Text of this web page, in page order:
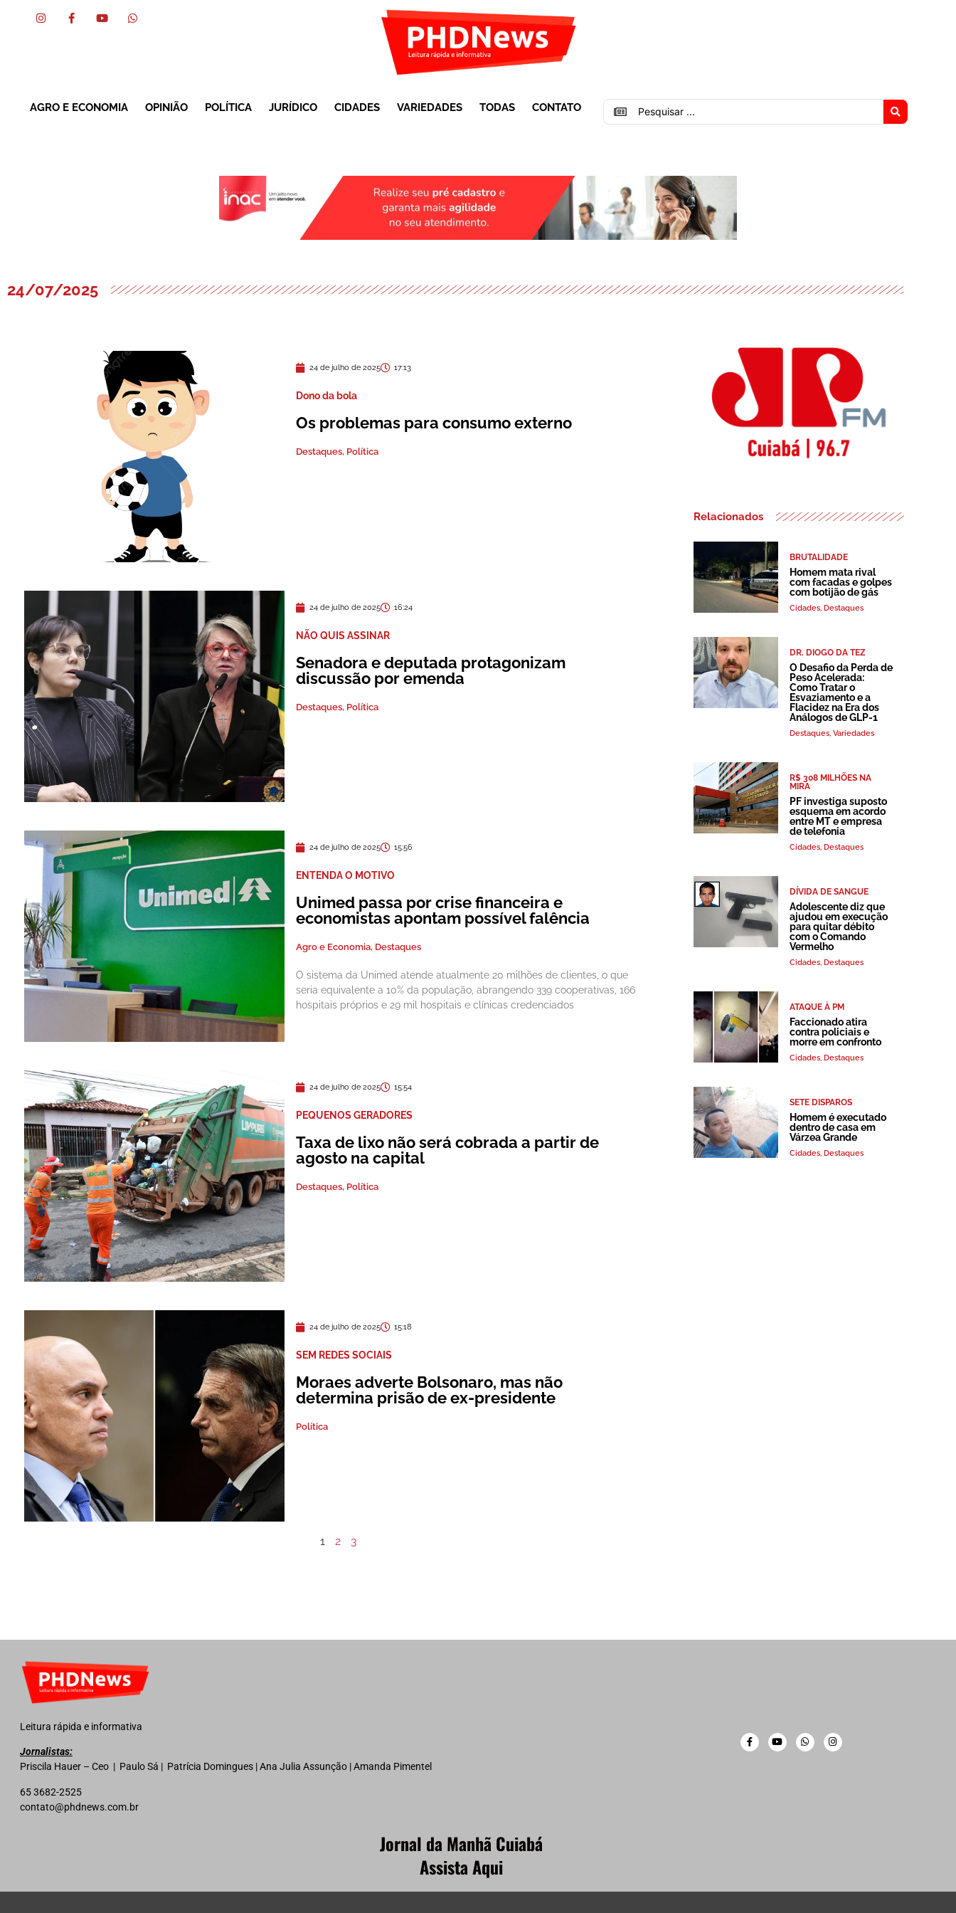
AGRO E ECONOMIA OPINIÃO POLÍTICA JURÍDICO CIDADES VARIEDADES TODAS CONTATO
24/07/2025
24 de julho de 2025 17:13
Dono da bola
Os problemas para consumo externo
Destaques, Política
24 de julho de 2025 16:24
NÃO QUIS ASSINAR
Senadora e deputada protagonizam
discussão por emenda
Destaques, Política
24 de julho de 2025 15:56
ENTENDA O MOTIVO
Unimed passa por crise financeira e
economistas apontam possível falência
Agro e Economia, Destaques
O sistema da Unimed atende atualmente 20 milhões de clientes, o que
seria equivalente a 10% da população, abrangendo 339 cooperativas, 166
hospitais próprios e 29 mil hospitais e clínicas credenciados
24 de julho de 2025 15:54
PEQUENOS GERADORES
Taxa de lixo não será cobrada a partir de
agosto na capital
Destaques, Política
24 de julho de 2025 15:18
SEM REDES SOCIAIS
Moraes adverte Bolsonaro, mas não
determina prisão de ex-presidente
Política
1 2 3
Relacionados
BRUTALIDADE
Homem mata rival
com facadas e golpes
com botijão de gás
Cidades, Destaques
DR. DIOGO DA TEZ
O Desafio da Perda de
Peso Acelerada:
Como Tratar o
Esvaziamento e a
Flacidez na Era dos
Análogos de GLP-1
Destaques, Variedades
R$ 308 MILHÕES NA
MIRA
PF investiga suposto
esquema em acordo
entre MT e empresa
de telefonia
Cidades, Destaques
DÍVIDA DE SANGUE
Adolescente diz que
ajudou em execução
para quitar débito
com o Comando
Vermelho
Cidades, Destaques
ATAQUE À PM
Faccionado atira
contra policiais e
morre em confronto
Cidades, Destaques
SETE DISPAROS
Homem é executado
dentro de casa em
Várzea Grande
Cidades, Destaques
Leitura rápida e informativa
Jornalistas:
Priscila Hauer – Ceo | Paulo Sá | Patrícia Domingues | Ana Julia Assunção | Amanda Pimentel
65 3682-2525
contato@phdnews.com.br
Jornal da Manhã Cuiabá
Assista Aqui